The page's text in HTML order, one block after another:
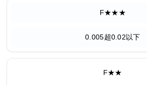
F★★★
0.005超0.02以下
F★★